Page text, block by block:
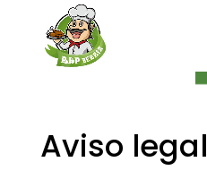
Aviso legal